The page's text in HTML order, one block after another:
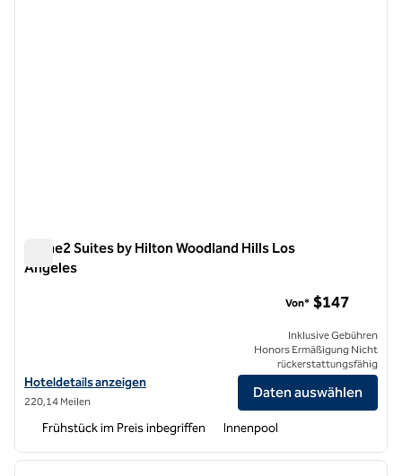
Home2 Suites by Hilton Woodland Hills Los
Angeles
Hoteldetails für Home2 Suites by Hilton Woodland Hills Los Angeles
Hoteldetails anzeigen
220,14 Meilen
Von* $147
Inklusive Gebühren
Honors Ermäßigung Nicht
rückerstattungsfähig
Daten auswählen
Frühstück im Preis inbegriffen Innenpool
1 von 11